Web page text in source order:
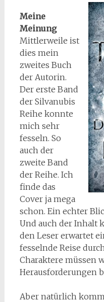
Meine
Meinung
Mittlerweile ist
dies mein
zweites Buch
der Autorin.
Der erste Band
der Silvanubis
Reihe konnte
mich sehr
fesseln. So
auch der
zweite Band
der Reihe. Ich
finde das
Cover ja mega
schon. Ein echter
Und auch der Inhalt
den Leser erwartet
fesselnde Reise
Charaktere müssen
Herausforderungen
Aber natürlich